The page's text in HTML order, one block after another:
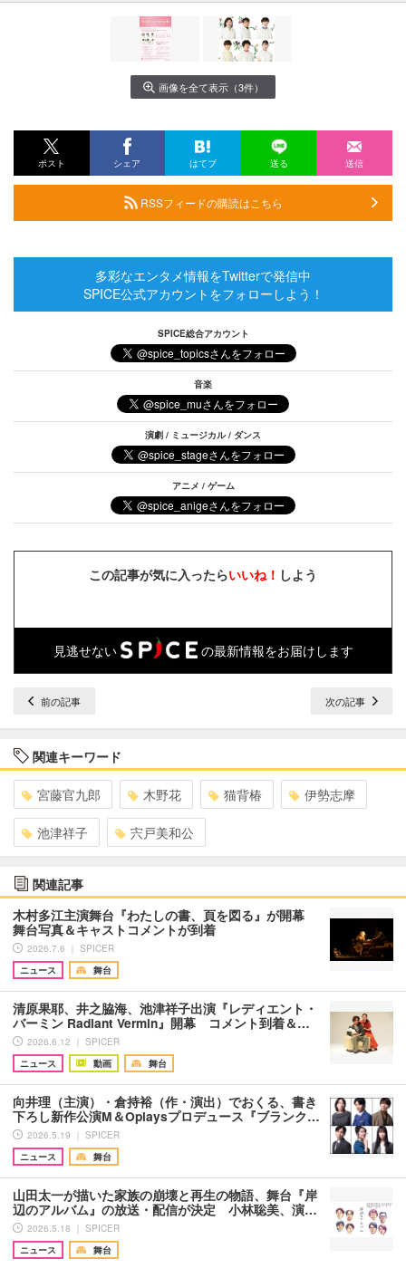
画像を全て表示（3件）
ポスト シェア はてブ 送る 送信
RSSフィードの購読はこちら
多彩なエンタメ情報をTwitterで発信中
SPICE公式アカウントをフォローしよう！
SPICE総合アカウント
音楽
演劇 / ミュージカル / ダンス
アニメ / ゲーム
この記事が気に入ったらいいね！ しよう
見逃せない の最新情報をお届けします
前の記事 次の記事
関連キーワード
宮藤官九郎 木野花 猫背椿 伊勢志摩
池津祥子 宍戸美和公
関連記事
木村多江主演舞台『わたしの書、頁を図る』が開幕
舞台写真＆キャストコメントが到着
2026.7.6 ｜ SPICER
ニュース
舞台
清原果耶、井之脇海、池津祥子出演『レディエント・
バーミン Radiant Vermin』開幕 コメント到着＆…
2026.6.12 ｜ SPICER
ニュース
動画 舞台
向井理（主演）・倉持裕（作・演出）でおくる、書き
下ろし新作公演M＆Oplaysプロデュース『ブランク…
2026.5.19 ｜ SPICER
ニュース
舞台
山田太一が描いた家族の崩壊と再生の物語、舞台『岸
辺のアルバム』の放送・配信が決定 小林聡美、演…
2026.5.18 ｜ SPICER
ニュース
舞台